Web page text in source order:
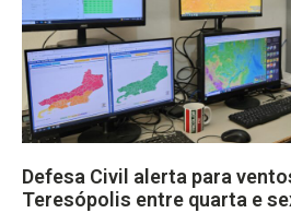
Defesa Civil alerta para
Teresópolis entre quarta e